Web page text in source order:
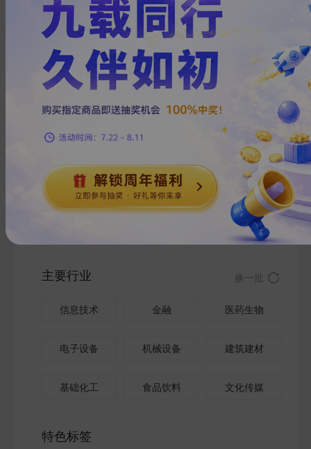
热门搜索
在线教育 房地产
钢铁 新能源汽车
物流 小米
瑞幸咖啡 医疗器械
主要行业 换一批
信息技术 金融 医药生物
电子设备 机械设备 建筑建材
基础化工 食品饮料 文化传媒
特色标签